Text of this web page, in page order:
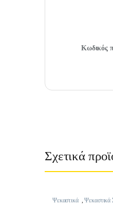
Κωδικός
Σχετικά
Ψεκαστικά ,Ψεκαστικά